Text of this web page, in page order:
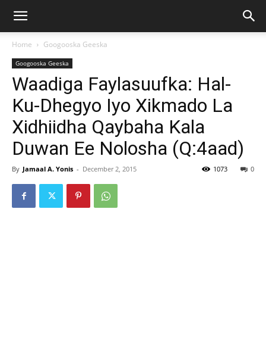
Home Googooska Geeska
Googooska Geeska
Waadiga Faylasuufka: Hal-
Ku-Dhegyo Iyo Xikmado La
Xidhiidha Qaybaha Kala
Duwan Ee Nolosha (Q:4aad)
By Jamaal A. Yonis - December 2, 2015 0
1073